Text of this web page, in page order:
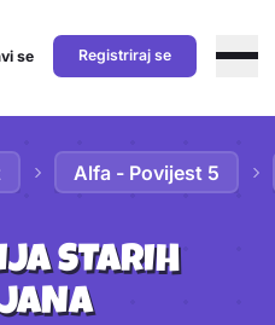
se Registriraj se
Alfa - Povijest 5
STARIH